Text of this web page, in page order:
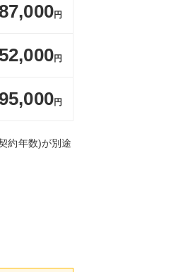
円
円
円
約年数)が別途